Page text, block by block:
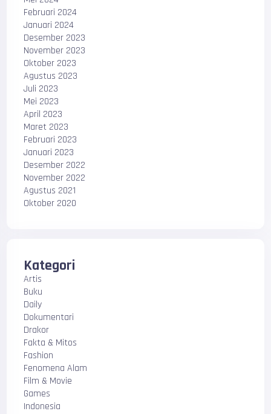
Februari 2024
Januari 2024
Desember 2023
November 2023
Oktober 2023
Agustus 2023
Juli 2023
Mei 2023
April 2023
Maret 2023
Februari 2023
Januari 2023
Desember 2022
November 2022
Agustus 2021
Oktober 2020
Kategori
Artis
Buku
Daily
Dokumentari
Drakor
Fakta & Mitos
Fashion
Fenomena Alam
Film & Movie
Games
Indonesia